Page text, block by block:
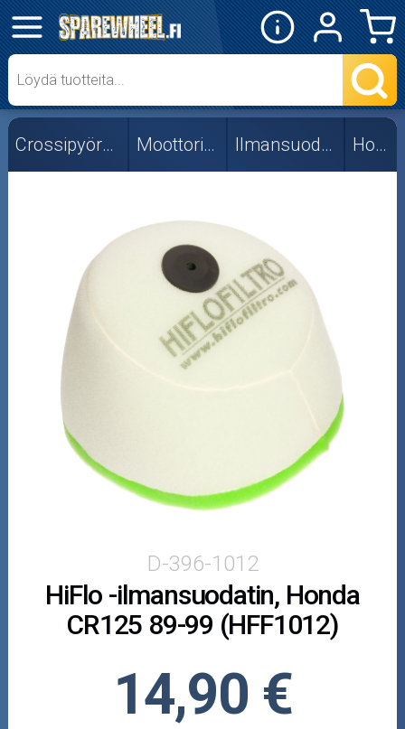
✕
Mopon osat
Skootterin osat
Crossipyörän osat
Moottoripyörän osat
Moottorikelkan osat
Mopoauton osat
Mönkijän osat
Puutarha ja metsä
Ajovarusteet
Nastarenkaat
Öljyt ja kemikaalit
Työkalut
Outlet-tuotteet
Crossipyörän osat Moottorin osat Ilmansuodattimet Honda
D-396-1012
HiFlo -ilmansuodatin, Honda
CR125 89-99 (HFF1012)
14,90 €